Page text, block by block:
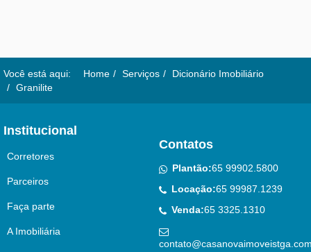
Você está aqui: Home Serviços
Dicionário Imobiliário
Granilite
Institucional
Corretores
Parceiros
Faça parte
A Imobiliária
Contatos
Plantão:65 99902.5800
Locação:65 99987.1239
Venda:65 3325.1310